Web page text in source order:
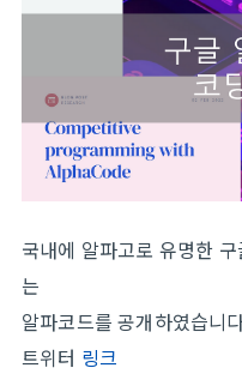
국내에 알파고로 유명한
는
알파코드를 공개하였습니
트위터 링크